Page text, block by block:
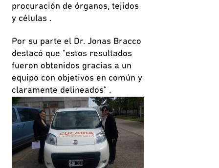
procuración de órganos, tejidos
y células .
Por su parte el Dr. Jonas Bracco
destacó que "estos resultados
fueron obtenidos gracias a un
equipo con objetivos en común y
claramente delineados" .